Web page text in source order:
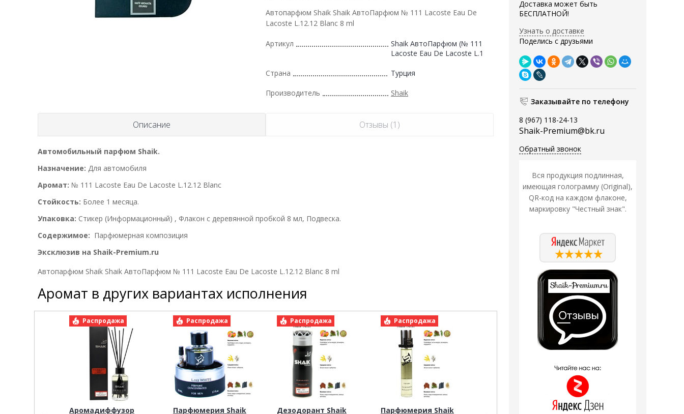
Доставка может быть
БЕСПЛАТНОЙ!
Узнать о доставке
Поделись с друзьями
Заказывайте по телефону
8 (967) 118-24-13
Shaik-Premium@bk.ru
Обратный звонок
Вся продукция подлинная,
имеющая голограмму (Original),
QR-код на каждом флаконе,
маркировку "Честный знак".
Автопарфюм Shaik Shaik АвтоПарфюм № 111 Lacoste Eau De
Lacoste L.12.12 Blanc 8 ml
Артикул
Shaik АвтоПарфюм (№ 111
Lacoste Eau De Lacoste L.1
Страна Турция
Производитель Shaik
Описание Отзывы (1)
Автомобильный парфюм Shaik.
Назначение: Для автомобиля
Аромат: № 111 Lacoste Eau De Lacoste L.12.12 Blanc
Стойкость: Более 1 месяца.
Упаковка: Стикер (Информационный) , Флакон с деревянной пробкой 8 мл, Подвеска.
Содержимое: Парфюмерная композиция
Эксклюзив на Shaik-Premium.ru
Автопарфюм Shaik Shaik АвтоПарфюм № 111 Lacoste Eau De Lacoste L.12.12 Blanc 8 ml
Аромат в других вариантах исполнения
Распродажа
Аромадиффузор
Распродажа
Парфюмерия Shaik
Распродажа
Дезодорант Shaik
Распродажа
Парфюмерия Shaik
Парфюмерия Shaik
Распродажа
Парфюмерия